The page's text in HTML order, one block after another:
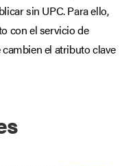
sin UPC. Para ello,
con el servicio de
el atributo clave